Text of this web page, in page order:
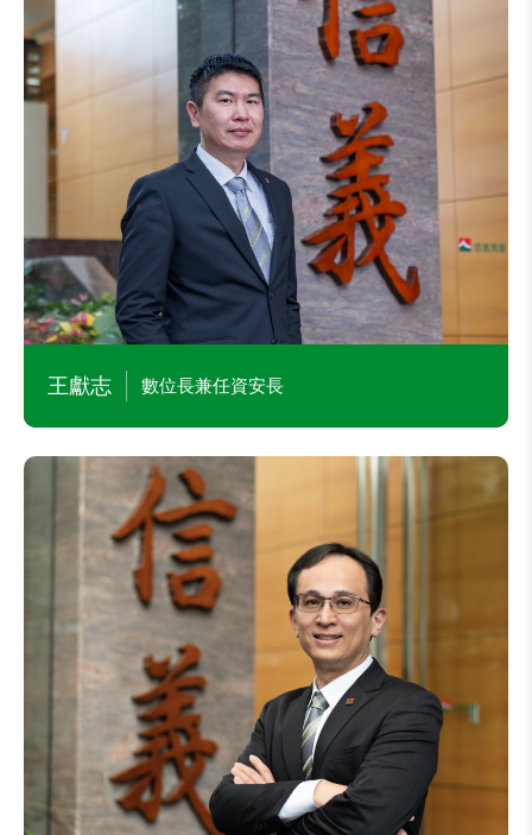
王獻志 數位長兼任資安長
主要學經歷
德安資訊股份有限公司 CTO
易遊網總經理
交通大學資訊管理博士
目前兼任本公司及其他公司職務
樂居科技(股)公司董事
本公司財務部執行協理
勤業眾信聯合會計師事務所經理
東吳大學會計學研究所碩士
台灣大學財務金融系學士
中華民國會計師考試及格
目前兼任本公司及其他公司職務